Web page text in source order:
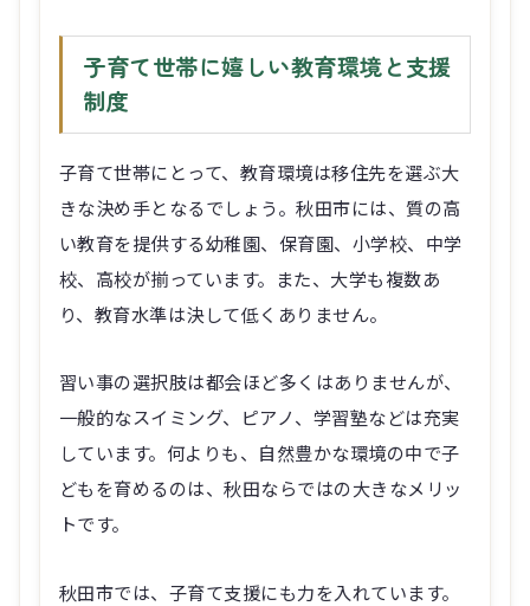
子育て世帯に嬉しい教育環境と支援
制度
子育て世帯にとって、教育環境は移住先を選ぶ大
きな決め手となるでしょう。秋田市には、質の高
い教育を提供する幼稚園、保育園、小学校、中学
校、高校が揃っています。また、大学も複数あ
り、教育水準は決して低くありません。
習い事の選択肢は都会ほど多くはありませんが、
一般的なスイミング、ピアノ、学習塾などは充実
しています。何よりも、自然豊かな環境の中で子
どもを育めるのは、秋田ならではの大きなメリッ
トです。
秋田市では、子育て支援にも力を入れています。